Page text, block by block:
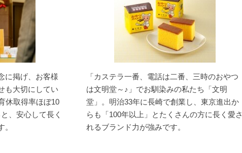
に掲げ、お客様
も大切にしてい
休取得率ほぼ10
、安心して長く
「カステラ一番、電話は二番、三時のおやつ
は文明堂～♪」でお馴染みの私たち「文明
堂」。明治33年に長崎で創業し、東京進出か
らも「100年以上」とたくさんの方に長く愛さ
れるブランド力が強みです。